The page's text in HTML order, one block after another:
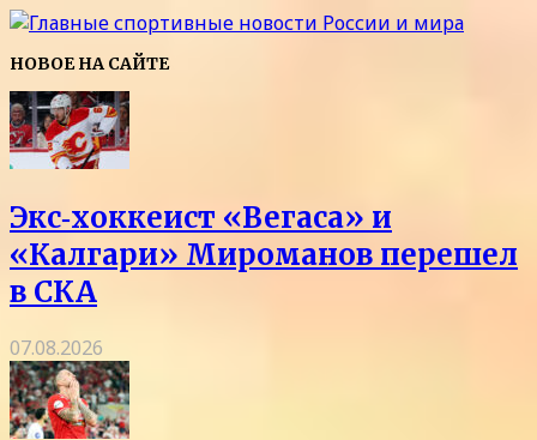
НОВОЕ НА САЙТЕ
Экс‑хоккеист «Вегаса» и
«Калгари» Мироманов перешел
в СКА
07.08.2026